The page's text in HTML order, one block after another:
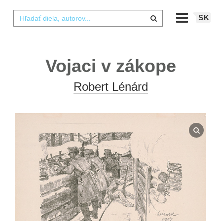
SK
Vojaci v zákope
Robert Lénárd